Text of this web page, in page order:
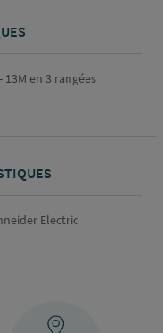
en 3 rangées
Electric